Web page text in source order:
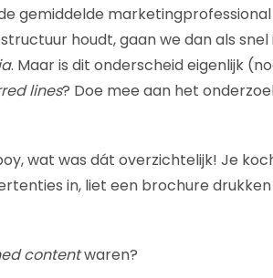
gemiddelde
houdt, gaan we dan als snel
. Maar is dit onderscheid eigenlijk
lines? Doe mee aan het
wat was dát overzichtelijk! Je
in, liet een brochure
contentwaren?